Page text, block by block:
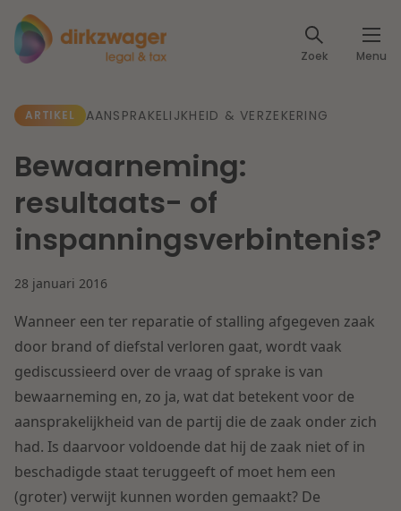
Zoek Menu
Expertises
Fiscaal
Arbeid & Pensioen
IE & Innovatie
Herstructurering & Insolventie
Energie
Dichtbij een toekomstbestendige zorg
Lees meer
Artikelen
Klantcases
Events
Specialisten
Over ons
Over Dirkzwager
Internationale partners
Nieuws
Werken bij
Contact
Nederlands
ARTIKEL AANSPRAKELIJKHEID & VERZEKERING
Bewaarneming:
resultaats- of
inspanningsverbintenis?
28 januari 2016
Wanneer een ter reparatie of stalling afgegeven zaak
door brand of diefstal verloren gaat, wordt vaak
gediscussieerd over de vraag of sprake is van
bewaarneming en, zo ja, wat dat betekent voor de
aansprakelijkheid van de partij die de zaak onder zich
had. Is daarvoor voldoende dat hij de zaak niet of in
beschadigde staat teruggeeft of moet hem een
(groter) verwijt kunnen worden gemaakt? De